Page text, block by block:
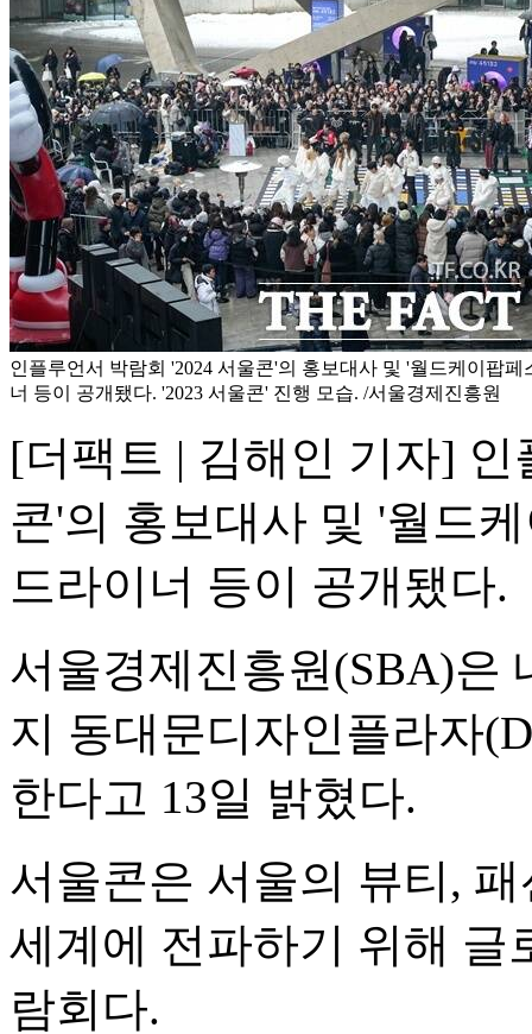
인플루언서 박람회 '2024 서울콘'의 홍보대사 및 '월드케이팝
너 등이 공개됐다. '2023 서울콘' 진행 모습. /서울경제진흥원
[더팩트 | 김해인 기자]
콘'의 홍보대사 및 '월드
드라이너 등이 공개됐다.
서울경제진흥원(SBA)은
지 동대문디자인플라자
한다고 13일 밝혔다.
서울콘은 서울의 뷰티,
세계에 전파하기 위해 글
람회다.